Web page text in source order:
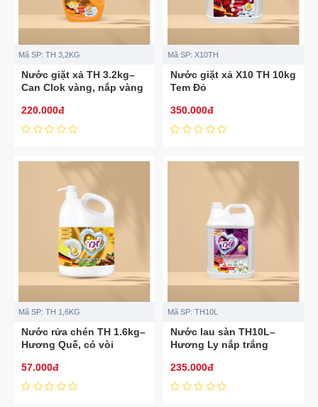
Mã SP: TH 3,2KG
Nước giặt xả TH 3.2kg–
Can Clok vàng, nắp vàng
220.000đ
Mã SP: X10TH
Nước giặt xả X10 TH 10kg
Tem Đỏ
350.000đ
Mã SP: TH 1,6KG
Nước rửa chén TH 1.6kg–
Hương Quế, có vòi
57.000đ
Mã SP: TH10L
Nước lau sàn TH10L–
Hương Ly nắp trắng
235.000đ